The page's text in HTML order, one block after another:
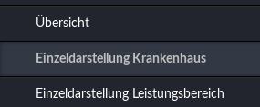
Übersicht
Einzeldarstellung Krankenhaus
Einzeldarstellung Leistungsbereich